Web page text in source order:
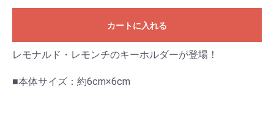
カートに入れる
レモナルド・レモンチのキーホルダーが登場！
■本体サイズ：約6cm×6cm